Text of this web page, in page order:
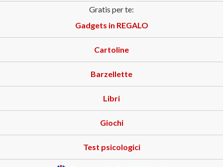
Gratis per te:
Gadgets in REGALO
Cartoline
Barzellette
Libri
Giochi
Test psicologici